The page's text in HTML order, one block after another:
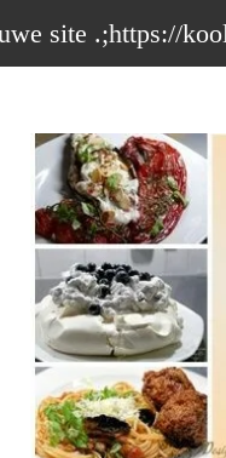
site .;https://